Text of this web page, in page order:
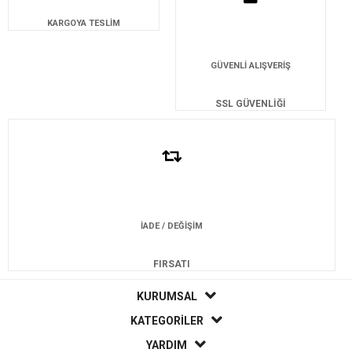
KARGOYA TESLİM
GÜVENLİ ALIŞVERİŞ
SSL GÜVENLİĞİ
İADE / DEĞİŞİM
FIRSATI
KURUMSAL
KATEGORİLER
YARDIM